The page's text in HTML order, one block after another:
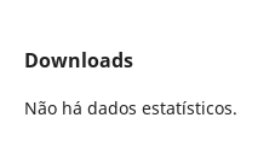
Downloads
Não há dados estatísticos.